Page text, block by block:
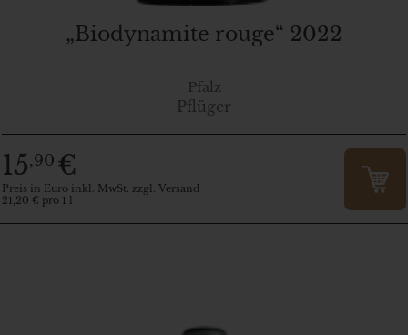
„Biodynamite rouge“ 2022
Pfalz
Pflüger
15,90 €
Preis in Euro inkl. MwSt. zzgl. Versand
21,20 € pro 1 l